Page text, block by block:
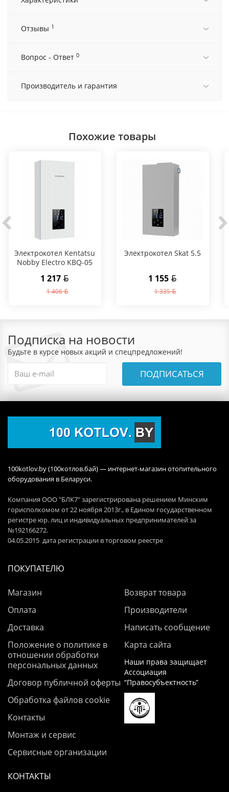
Отзывы 1
Вопрос - Ответ 0
Производитель и гарантия
Похожие товары
Электрокотел Kentatsu
Nobby Electro KBQ-05
1 217
1 406
Электрокотел Skat 5.5
1 155
1 335
Подписка на новости
Будьте в курсе новых акций и спецпредложений!
ПОДПИСАТЬСЯ
100kotlov.by (100котлов.бай) — интернет-магазин отопительного
оборудования в Беларуси.
Компания ООО "БЛК7" зарегистрирована решением Минским
горисполкомом от 22 ноября 2013г., в Едином государственном
регистре юр. лиц и индивидуальных предпринимателей за
№192166272.
04.05.2015 дата регистрации в торговом реестре
ПОКУПАТЕЛЮ
Магазин
Оплата
Доставка
Положение о политике в
отношении обработки
персональных данных
Договор публичной оферты
Обработка файлов cookie
Контакты
Монтаж и сервис
Сервисные организации
Возврат товара
Производители
Написать сообщение
Карта сайта
Наши права защищает
Ассоциация
“Правосубъектность”
КОНТАКТЫ